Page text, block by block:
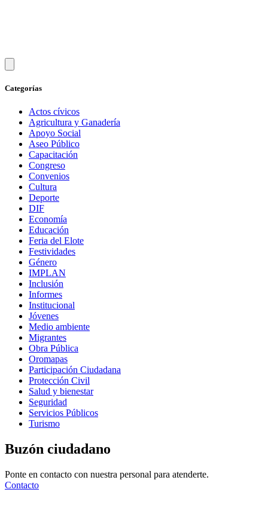
Categorías
Actos cívicos
Agricultura y Ganadería
Apoyo Social
Aseo Público
Capacitación
Congreso
Convenios
Cultura
Deporte
DIF
Economía
Educación
Feria del Elote
Festividades
Género
IMPLAN
Inclusión
Informes
Institucional
Jóvenes
Medio ambiente
Migrantes
Obra Pública
Oromapas
Participación Ciudadana
Protección Civil
Salud y bienestar
Seguridad
Servicios Públicos
Turismo
Buzón ciudadano
Ponte en contacto con nuestra personal para atenderte.
Contacto